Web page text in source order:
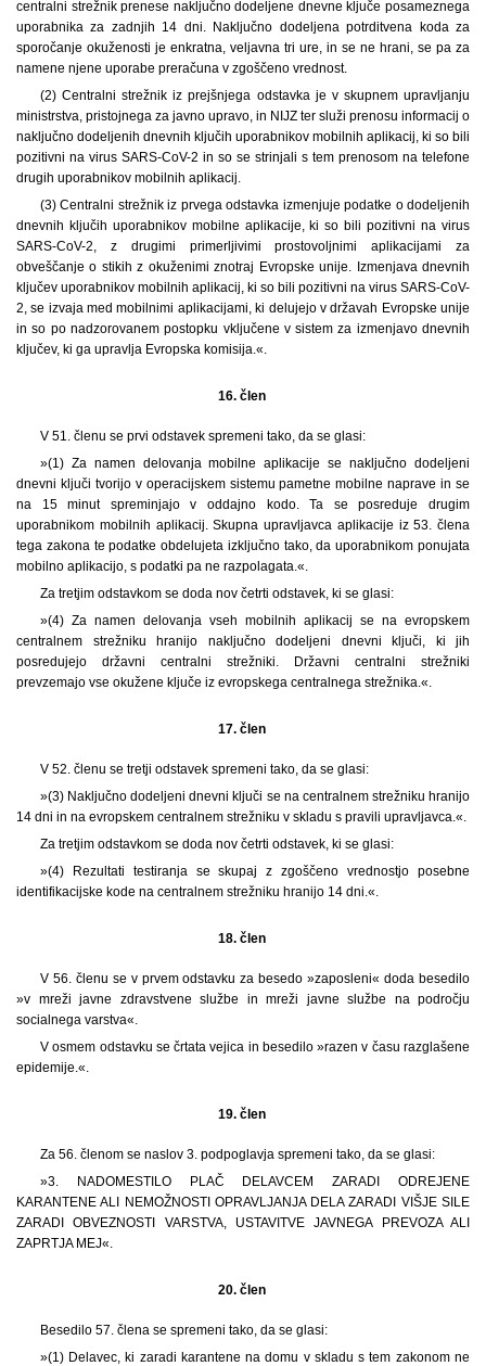
centralni strežnik prenese naključno dodeljene dnevne ključe posameznega
uporabnika za zadnjih 14 dni. Naključno dodeljena potrditvena koda za
sporočanje okuženosti je enkratna, veljavna tri ure, in se ne hrani, se pa za
namene njene uporabe preračuna v zgoščeno vrednost.
(2) Centralni strežnik iz prejšnjega odstavka je v skupnem upravljanju
ministrstva, pristojnega za javno upravo, in NIJZ ter služi prenosu informacij o
naključno dodeljenih dnevnih ključih uporabnikov mobilnih aplikacij, ki so bili
pozitivni na virus SARS-CoV-2 in so se strinjali s tem prenosom na telefone
drugih uporabnikov mobilnih aplikacij.
(3) Centralni strežnik iz prvega odstavka izmenjuje podatke o dodeljenih
dnevnih ključih uporabnikov mobilne aplikacije, ki so bili pozitivni na virus
SARS-CoV-2, z drugimi primerljivimi prostovoljnimi aplikacijami za
obveščanje o stikih z okuženimi znotraj Evropske unije. Izmenjava dnevnih
ključev uporabnikov mobilnih aplikacij, ki so bili pozitivni na virus SARS-CoV-
2, se izvaja med mobilnimi aplikacijami, ki delujejo v državah Evropske unije
in so po nadzorovanem postopku vključene v sistem za izmenjavo dnevnih
ključev, ki ga upravlja Evropska komisija.«.
16. člen
V 51. členu se prvi odstavek spremeni tako, da se glasi:
»(1) Za namen delovanja mobilne aplikacije se naključno dodeljeni
dnevni ključi tvorijo v operacijskem sistemu pametne mobilne naprave in se
na 15 minut spreminjajo v oddajno kodo. Ta se posreduje drugim
uporabnikom mobilnih aplikacij. Skupna upravljavca aplikacije iz 53. člena
tega zakona te podatke obdelujeta izključno tako, da uporabnikom ponujata
mobilno aplikacijo, s podatki pa ne razpolagata.«.
Za tretjim odstavkom se doda nov četrti odstavek, ki se glasi:
»(4) Za namen delovanja vseh mobilnih aplikacij se na evropskem
centralnem strežniku hranijo naključno dodeljeni dnevni ključi, ki jih
posredujejo državni centralni strežniki. Državni centralni strežniki
prevzemajo vse okužene ključe iz evropskega centralnega strežnika.«.
17. člen
V 52. členu se tretji odstavek spremeni tako, da se glasi:
»(3) Naključno dodeljeni dnevni ključi se na centralnem strežniku hranijo
14 dni in na evropskem centralnem strežniku v skladu s pravili upravljavca.«.
Za tretjim odstavkom se doda nov četrti odstavek, ki se glasi:
»(4) Rezultati testiranja se skupaj z zgoščeno vrednostjo posebne
identifikacijske kode na centralnem strežniku hranijo 14 dni.«.
18. člen
V 56. členu se v prvem odstavku za besedo »zaposleni« doda besedilo
»v mreži javne zdravstvene službe in mreži javne službe na področju
socialnega varstva«.
V osmem odstavku se črtata vejica in besedilo »razen v času razglašene
epidemije.«.
19. člen
Za 56. členom se naslov 3. podpoglavja spremeni tako, da se glasi:
»3. NADOMESTILO PLAČ DELAVCEM ZARADI ODREJENE
KARANTENE ALI NEMOŽNOSTI OPRAVLJANJA DELA ZARADI VIŠJE SILE
ZARADI OBVEZNOSTI VARSTVA, USTAVITVE JAVNEGA PREVOZA ALI
ZAPRTJA MEJ«.
20. člen
Besedilo 57. člena se spremeni tako, da se glasi:
»(1) Delavec, ki zaradi karantene na domu v skladu s tem zakonom ne